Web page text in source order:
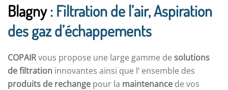
Blagny: Filtration de l’air, Aspiration
des gaz d’échappements
COPAIRvous propose une large gamme de solutions
de filtration innovantes ainsi que l’ ensemble des
produits de rechange pour la maintenance de vos